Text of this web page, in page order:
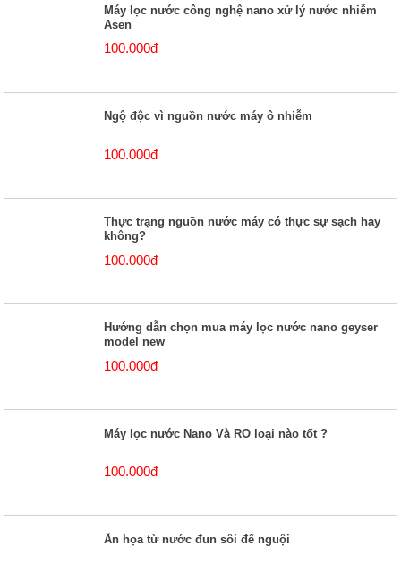
Máy lọc nước công nghệ nano xử lý nước nhiễm
Asen
100.000đ
Ngộ độc vì nguồn nước máy ô nhiễm
100.000đ
Thực trạng nguồn nước máy có thực sự sạch hay
không?
100.000đ
Hướng dẫn chọn mua máy lọc nước nano geyser
model new
100.000đ
Máy lọc nước Nano Và RO loại nào tốt ?
100.000đ
Ẩn họa từ nước đun sôi để nguội